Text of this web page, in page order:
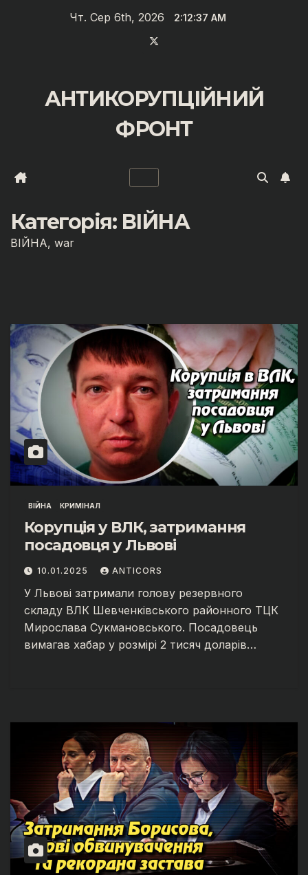
Чт. Сер 6th, 2026 2:12:39 AM
АНТИКОРУПЦІЙНИЙ
ФРОНТ
Категорія: ВІЙНА
ВІЙНА, war
ВІЙНА КРИМІНАЛ
Корупція у ВЛК, затримання
посадовця у Львові
10.01.2025 ANTICORS
У Львові затримали голову резервного
складу ВЛК Шевченківського районного ТЦК
Мирослава Сукмановського. Посадовець
вимагав хабар у розмірі 2 тисяч доларів…